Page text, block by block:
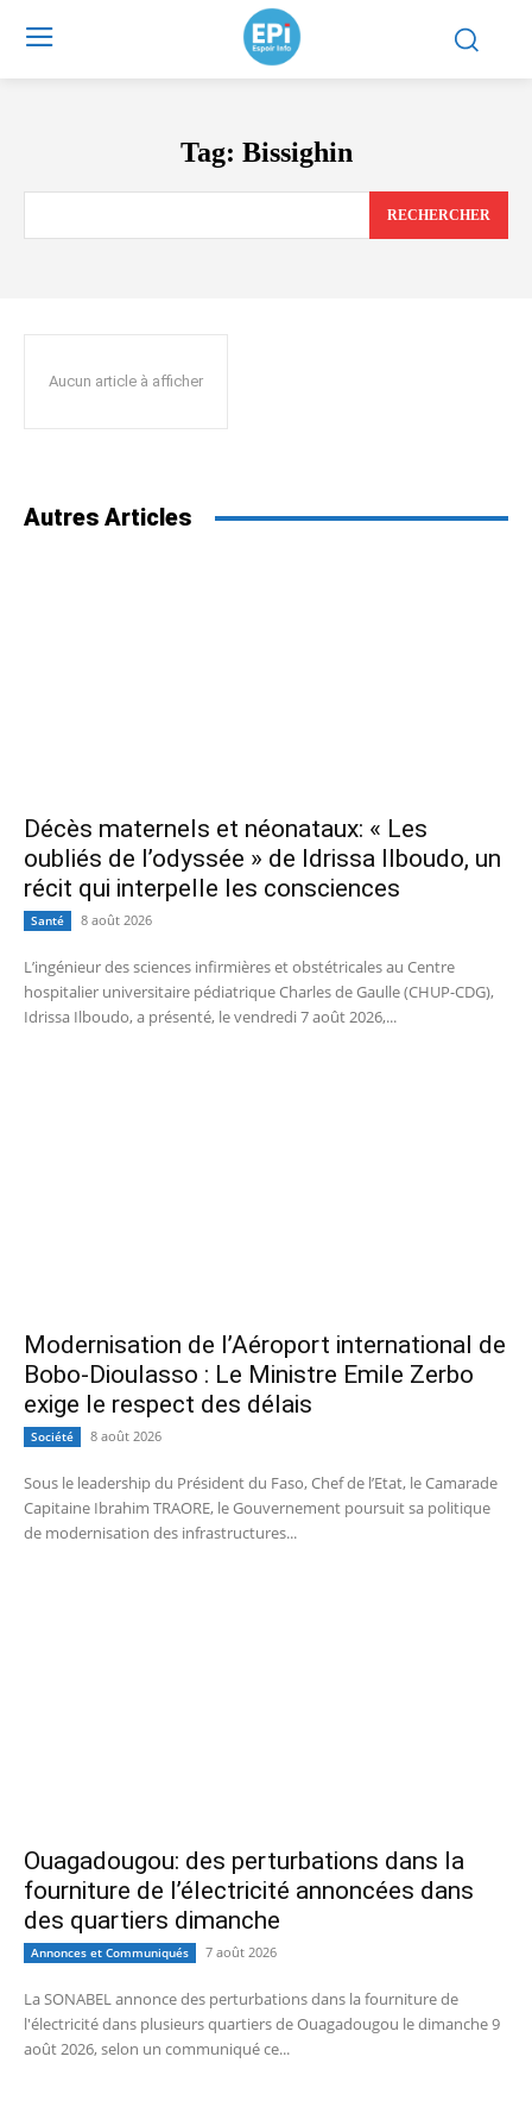
Tag: Bissighin
RECHERCHER
Aucun article à afficher
Autres Articles
Décès maternels et néonataux: « Les
oubliés de l’odyssée » de Idrissa Ilboudo, un
récit qui interpelle les consciences
Santé 8 août 2026
L’ingénieur des sciences infirmières et obstétricales au Centre
hospitalier universitaire pédiatrique Charles de Gaulle (CHUP-CDG),
Idrissa Ilboudo, a présenté, le vendredi 7 août 2026,...
Modernisation de l’Aéroport international de
Bobo-Dioulasso : Le Ministre Emile Zerbo
exige le respect des délais
Société 8 août 2026
Sous le leadership du Président du Faso, Chef de l’Etat, le Camarade
Capitaine Ibrahim TRAORE, le Gouvernement poursuit sa politique
de modernisation des infrastructures...
Ouagadougou: des perturbations dans la
fourniture de l’électricité annoncées dans
des quartiers dimanche
Annonces et Communiqués 7 août 2026
La SONABEL annonce des perturbations dans la fourniture de
l'électricité dans plusieurs quartiers de Ouagadougou le dimanche 9
août 2026, selon un communiqué ce...